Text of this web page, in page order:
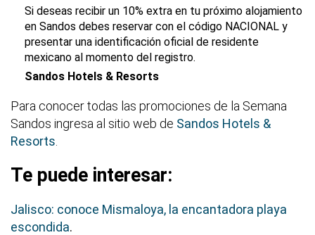
Si deseas recibir un 10% extra en tu próximo alojamiento
en Sandos debes reservar con el código NACIONAL y
presentar una identificación oficial de residente
mexicano al momento del registro.
Sandos Hotels & Resorts
Para conocer todas las promociones de la Semana
Sandos ingresa al sitio web de Sandos Hotels &
Resorts
Te puede interesar:
Jalisco: conoce Mismaloya, la encantadora playa
escondida.